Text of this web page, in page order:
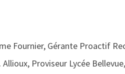
Fournier, Gérante Proactif
Allioux, Proviseur Lycée